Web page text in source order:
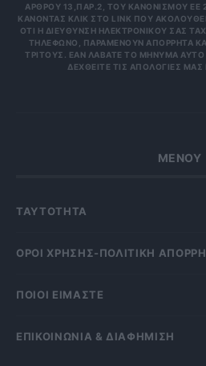
ΡΟΥ 13,ΠΑΡ.2, ΤΟΥ ΚΑΝΟΝΙΣΜΟΎ ΕΕ
ΟΝΤΑΣ ΚΛΙΚ ΣΤΟ LINK ΠΟΥ ΑΚΟΛΟΥΘΕΊ.
Η ΔΙΕΎΘΥΝΣΗ ΗΛΕΚΤΡΟΝΙΚΟΎ ΣΑΣ
ΦΩΝΟ, ΠΑΡΑΜΈΝΟΥΝ ΑΠΌΡΡΗΤΑ ΚΑΙ
ΟΥΣ. ΕΆΝ ΛΆΒΑΤΕ ΤΟ ΜΉΝΥΜΑ ΑΥΤΌ
ΕΊΤΕ ΤΙΣ ΑΠΟΛΟΓΊΕΣ ΜΑΣ ΓΙΑ
ΜΕΝΟΥ
ΤΑΥΤΟΤΗΤΑ
OΡΟΙ ΧΡΗΣΗΣ-ΠΟΛΙΤΙΚΗ
ΠΟΙΟΙ ΕΙΜΑΣΤΕ
ΕΠΙΚΟΙΝΩΝΙΑ & ΔΙΑΦΗΜΙΣΗ